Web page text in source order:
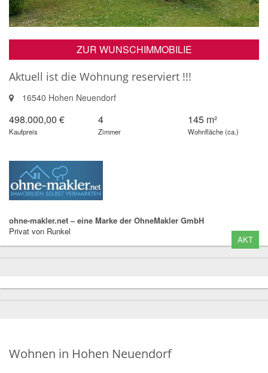
ZUR WUNSCHIMMOBILIE
Aktuell ist die Wohnung reserviert !!!
16540 Hohen Neuendorf
498.000,00 €
Kaufpreis
4
Zimmer
145 m²
Wohnfläche (ca.)
ohne-makler.net – eine Marke der OhneMakler GmbH
Privat von Runkel
AKT
Wohnen in Hohen Neuendorf